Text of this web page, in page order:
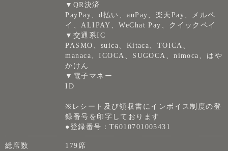
▼QR決済
PayPay、d払い、auPay、楽天Pay、メルペ
イ、ALIPAY、WeChat Pay、クイックペイ
▼交通系IC
PASMO、suica、Kitaca、TOICA、
manaca、ICOCA、SUGOCA、nimoca、はや
かけん
▼電子マネー
ID
※レシート及び領収書にインボイス制度の登
録番号を印字しております
●登録番号：T6010701005431
総席数
179席